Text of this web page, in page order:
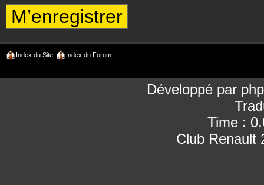
M’enregistrer
Index du Site Index du Forum
Développé par
Time :
Club Renault